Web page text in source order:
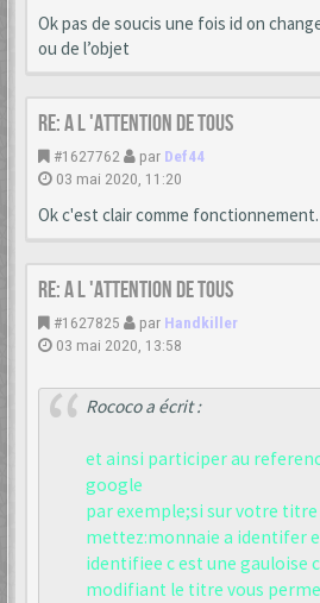
Ok pas de soucis une fois id on
ou de l’objet
Re: A L 'ATTENTION DE TOUS
#1627762 par Def44
03 mai 2020, 11:20
Ok c'est clair comme fonctionnement.
Re: A L 'ATTENTION DE TOUS
#1627825 par Handkiller
03 mai 2020, 13:58
Rococo a écrit :
et ainsi participer au
google
par exemple;si sur votre titre
mettez:monnaie a identifer
identifiee c est une gauloise
modifiant le titre vous